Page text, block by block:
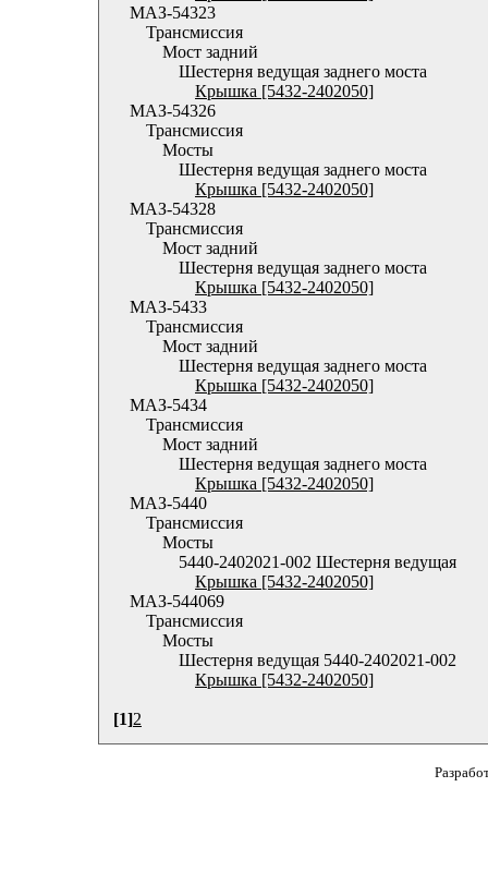
МАЗ-54323
Трансмиссия
Мост задний
Шестерня ведущая заднего моста
Крышка [5432-2402050]
МАЗ-54326
Трансмиссия
Мосты
Шестерня ведущая заднего моста
Крышка [5432-2402050]
МАЗ-54328
Трансмиссия
Мост задний
Шестерня ведущая заднего моста
Крышка [5432-2402050]
МАЗ-5433
Трансмиссия
Мост задний
Шестерня ведущая заднего моста
Крышка [5432-2402050]
МАЗ-5434
Трансмиссия
Мост задний
Шестерня ведущая заднего моста
Крышка [5432-2402050]
МАЗ-5440
Трансмиссия
Мосты
5440-2402021-002 Шестерня ведущая
Крышка [5432-2402050]
МАЗ-544069
Трансмиссия
Мосты
Шестерня ведущая 5440-2402021-002
Крышка [5432-2402050]
[1]2